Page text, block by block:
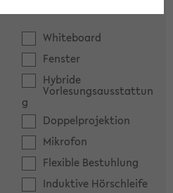
Whiteboard
Fenster
Hybride
Vorlesungsausstattun
g
Doppelprojektion
Mikrofon
Flexible Bestuhlung
Induktive Hörschleife